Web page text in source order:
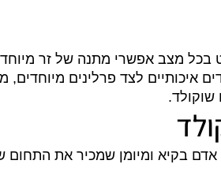
אפשרי מתנה של זר מיוחד
לצד פרלינים מיוחדים,
בקיא ומיומן שמכיר את התחום